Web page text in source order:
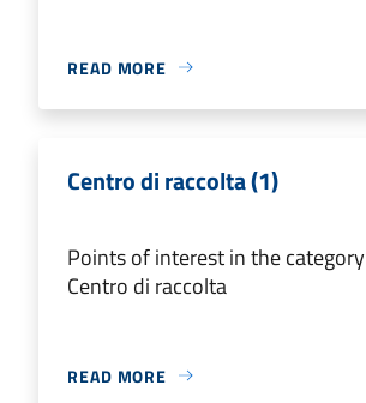
READ MORE
Centro di raccolta (1)
Points of interest in the category
Centro di raccolta
READ MORE